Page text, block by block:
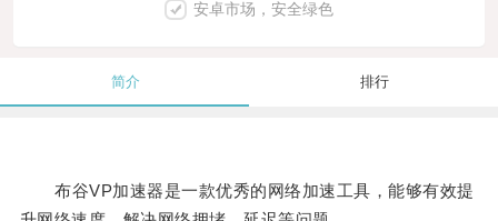
安卓市场，安全绿色
简介 排行
布谷VP加速器是一款优秀的网络加速工具，能够有效提